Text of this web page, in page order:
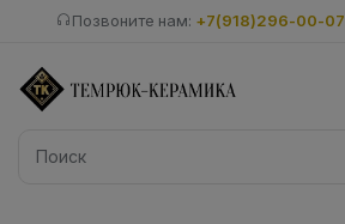
Позвоните нам: +7(918)296-00-07